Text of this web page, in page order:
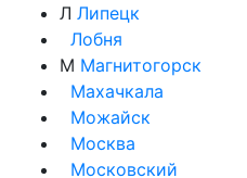
Л Липецк
Лобня
М Магнитогорск
Махачкала
Можайск
Москва
Московский